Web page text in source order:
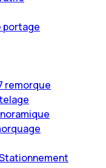
portage
remorque